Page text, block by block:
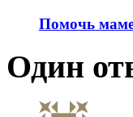
Помочь
Один